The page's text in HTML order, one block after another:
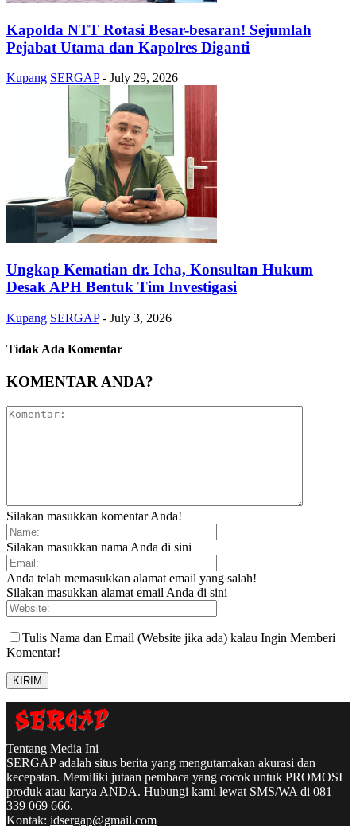
Kapolda NTT Rotasi Besar-besaran! Sejumlah
Pejabat Utama dan Kapolres Diganti
Kupang SERGAP - July 29, 2026
Ungkap Kematian dr. Icha, Konsultan Hukum
Desak APH Bentuk Tim Investigasi
Kupang SERGAP - July 3, 2026
Tidak Ada Komentar
KOMENTAR ANDA?
Silakan masukkan komentar Anda!
Silakan masukkan nama Anda di sini
Anda telah memasukkan alamat email yang salah!
Silakan masukkan alamat email Anda di sini
Tulis Nama dan Email (Website jika ada) kalau Ingin Memberi
Komentar!
Tentang Media Ini
SERGAP adalah situs berita yang mengutamakan akurasi dan
kecepatan. Memiliki jutaan pembaca yang cocok untuk PROMOSI
produk atau karya ANDA. Hubungi kami lewat SMS/WA di 081
339 069 666.
Kontak: idsergap@gmail.com